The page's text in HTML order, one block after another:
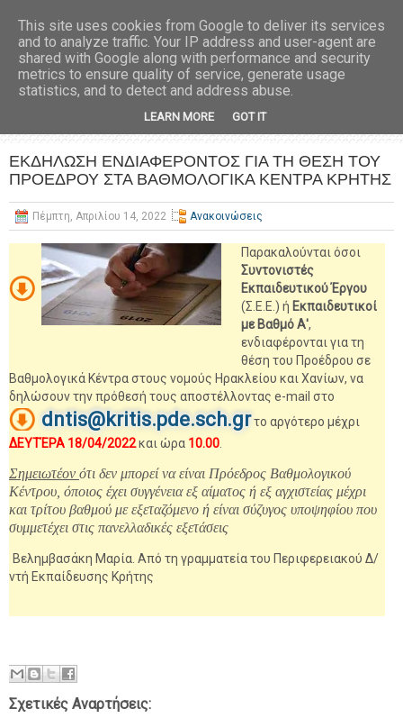
ΕΚΔΗΛΩΣΗ ΕΝΔΙΑΦΕΡΟΝΤΟΣ ΓΙΑ ΤΗ ΘΕΣΗ ΤΟΥ
ΠΡΟΕΔΡΟΥ ΣΤΑ ΒΑΘΜΟΛΟΓΙΚΑ ΚΕΝΤΡΑ ΚΡΗΤΗΣ
Πέμπτη, Απριλίου 14, 2022 Ανακοινώσεις
Παρακαλούνται όσοι
Συντονιστές
Εκπαιδευτικού Έργου
(Σ.Ε.Ε.) ή Εκπαιδευτικοί
με Βαθμό Α',
ενδιαφέρονται για τη
θέση του Προέδρου σε
Βαθμολογικά Κέντρα στους νομούς Ηρακλείου και Χανίων, να
δηλώσουν την πρόθεσή τους αποστέλλοντας e-mail στο
dntis@kritis.pde.sch.grτο αργότερο μέχρι
ΔΕΥΤΈΡΑ 18/04/2022και ώρα 10.00
Σημειωτέον ότι δεν μπορεί να είναι Πρόεδρος Βαθμολογικού
Κέντρου, όποιος έχει συγγένεια εξ αίματος ή εξ αγχιστείας μέχρι
και τρίτου βαθμού με εξεταζόμενο ή είναι σύζυγος υποψηφίου που
συμμετέχει στις πανελλαδικές εξετάσεις
Βελημβασάκη Μαρία. Από τη γραμματεία του Περιφερειακού Δ/
ντή Εκπαίδευσης Κρήτης
Σχετικές Αναρτήσεις:
This site uses cookies from Google to deliver its services
and to analyze traffic. Your IP address and user-agent are
shared with Google along with performance and security
metrics to ensure quality of service, generate usage
statistics, and to detect and address abuse.
LEARN MORE GOT IT